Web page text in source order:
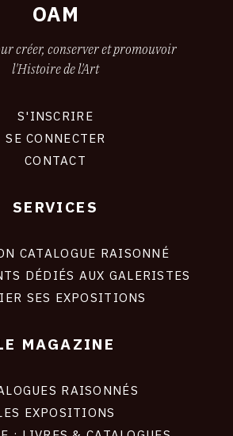
OAM
créer, conserver et promouvoir
l'Histoire de l'Art
S'INSCRIRE
SE CONNECTER
CONTACT
SERVICES
CATALOGUE RAISONNÉ
DÉDIÉS AUX GALERISTES
SES EXPOSITIONS
MAGAZINE
RAISONNÉS
EXPOSITIONS